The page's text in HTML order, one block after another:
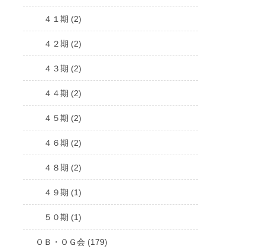
４１期 (2)
４２期 (2)
４３期 (2)
４４期 (2)
４５期 (2)
４６期 (2)
４８期 (2)
４９期 (1)
５０期 (1)
ＯＢ・ＯＧ会 (179)